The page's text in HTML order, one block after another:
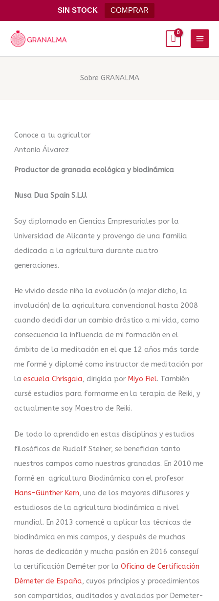
SIN STOCK COMPRAR
al
contenido
Main
Sobre GRANALMA
Conoce a tu agricultor
Antonio Álvarez
Productor de granada ecológica y biodinámica
Nusa Dua Spain S.L.U.
Soy diplomado en Ciencias Empresariales por la
Universidad de Alicante y provengo de una familia
dedicada a la agricultura durante cuatro
generaciones.
He vivido desde niño la evolución (o mejor dicho, la
involución) de la agricultura convencional hasta 2008
cuando decidí dar un cambio drástico a mi vida, como
consecuencia la influencia de mi formación en el
ámbito de la meditación en el que 12 años más tarde
me formé y diplomé como instructor de meditación por
laescuela Chrisgaia, dirigida por Miyo Fiel. También
cursé estudios para formarme en la terapia de Reiki, y
actualmente soy Maestro de Reiki.
De todo lo aprendido en estas disciplinas y estudios
filosóficos de Rudolf Steiner, se benefician tanto
nuestros campos como nuestras granadas. En 2010 me
formé en agricultura Biodinámica con el profesor ​​
Hans-Günther Kern, uno de los mayores difusores y
estudiosos de la agricultura biodinámica a nivel
mundial. En 2013 comencé a aplicar las técnicas de
biodinámica en mis campos, y después de muchas
horas de dedicación y mucha pasión en 2016 conseguí
la certificación Deméter por laOficina de Certificación
Démeter de España, cuyos principios y procedimientos
son compartidos, auditados y avalados por Demeter-